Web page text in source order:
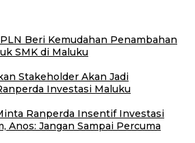
Beri Kemudahan Penambahan
SMK di Maluku
Stakeholder Akan Jadi
Investasi Maluku
Ranperda Insentif Investasi
Anos: Jangan Sampai Percuma